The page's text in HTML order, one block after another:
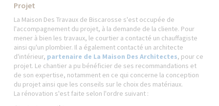
Projet
La Maison Des Travaux de Biscarosse s'est occupée de
l'accompagnement du projet, à la demande de la cliente. Pour
mener à bien les travaux, le courtier a contacté un chauffagiste
ainsi qu'un plombier. Il a également contacté un architecte
d'intérieur, partenaire de La Maison Des Architectes, pour ce
projet. Le chantier a pu bénéficier de ses recommandations et
de son expertise, notamment en ce qui concerne la conception
du projet ainsi que les conseils sur le choix des matériaux.
La rénovation s'est faite selon l'ordre suivant :